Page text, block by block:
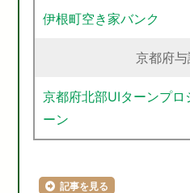
伊根町空き家バンク
京都府
京都府北部UIターンプ
ーン
記事を見る